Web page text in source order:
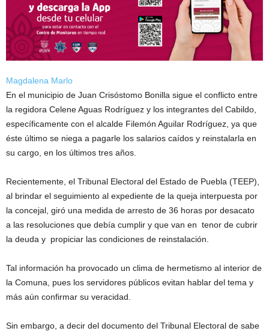
Magdalena Marlo
En el municipio de Juan Crisóstomo Bonilla sigue el conflicto entre
la regidora Celene Aguas Rodríguez y los integrantes del Cabildo,
específicamente con el alcalde Filemón Aguilar Rodríguez, ya que
éste último se niega a pagarle los salarios caídos y reinstalarla en
su cargo, en los últimos tres años.
Recientemente, el Tribunal Electoral del Estado de Puebla (TEEP),
al brindar el seguimiento al expediente de la queja interpuesta por
la concejal, giró una medida de arresto de 36 horas por desacato
a las resoluciones que debía cumplir y que van en tenor de cubrir
la deuda y propiciar las condiciones de reinstalación.
Tal información ha provocado un clima de hermetismo al interior de
la Comuna, pues los servidores públicos evitan hablar del tema y
más aún confirmar su veracidad.
Sin embargo, a decir del documento del Tribunal Electoral de sabe